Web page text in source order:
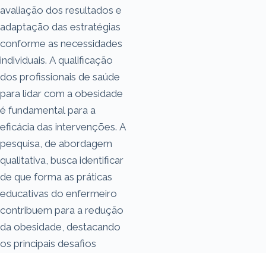
avaliação dos resultados e
adaptação das estratégias
conforme as necessidades
individuais. A qualificação
dos profissionais de saúde
para lidar com a obesidade
é fundamental para a
eficácia das intervenções. A
pesquisa, de abordagem
qualitativa, busca identificar
de que forma as práticas
educativas do enfermeiro
contribuem para a redução
da obesidade, destacando
os principais desafios